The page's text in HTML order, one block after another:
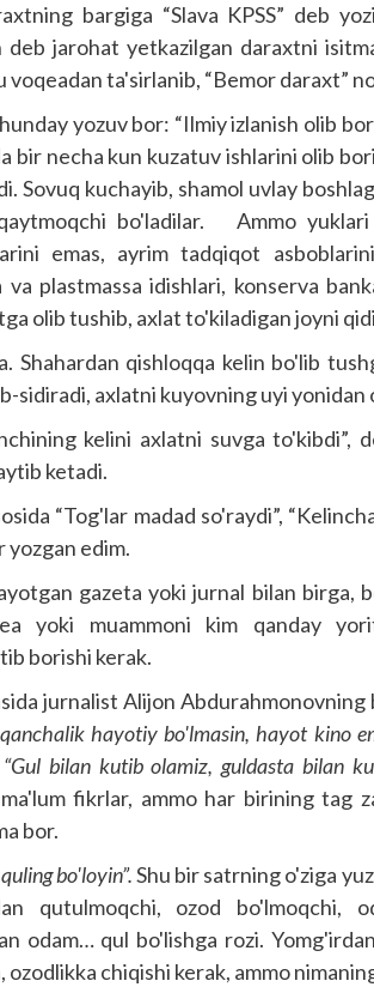
bargiga “Slava KPSS”­ deb
deb jarohat yetkazilgan daraxtni
vo­qeadan ta'sirlanib, “Bemor daraxt”
yozuv bor: “Ilmiy izlanish olib
bir necha kun kuzatuv ishlarini olib
Sovuq kuchayib, shamol ­uvlay
bo'ladilar. Ammo
emas, ayrim tadqiqot
va plastmassa idishlari, konserva
olib tushib, axlat to'kiladigan joyni
Shahardan qishloqqa kelin bo'lib
sidiradi, axlatni kuyovning uyi
kelini axlatni suvga to'kibdi”,
ketadi.
“Tog'lar madad so'raydi”,
yozgan edim.
gazeta yoki jurnal bilan birga,
yoki muammoni kim qanday
borishi kerak.
jurnalist Alijon
hayotiy bo'lmasin, hayot kino
bilan kutib olamiz, guldasta bilan
fikrlar, ammo har birining tag
bor.
bo'loyin”.Shu bir satr­ning o'ziga
qutulmoqchi, ozod bo'lmoqchi,
odam… qul bo'lishga rozi.
ozodlikka chiqishi kerak, ammo